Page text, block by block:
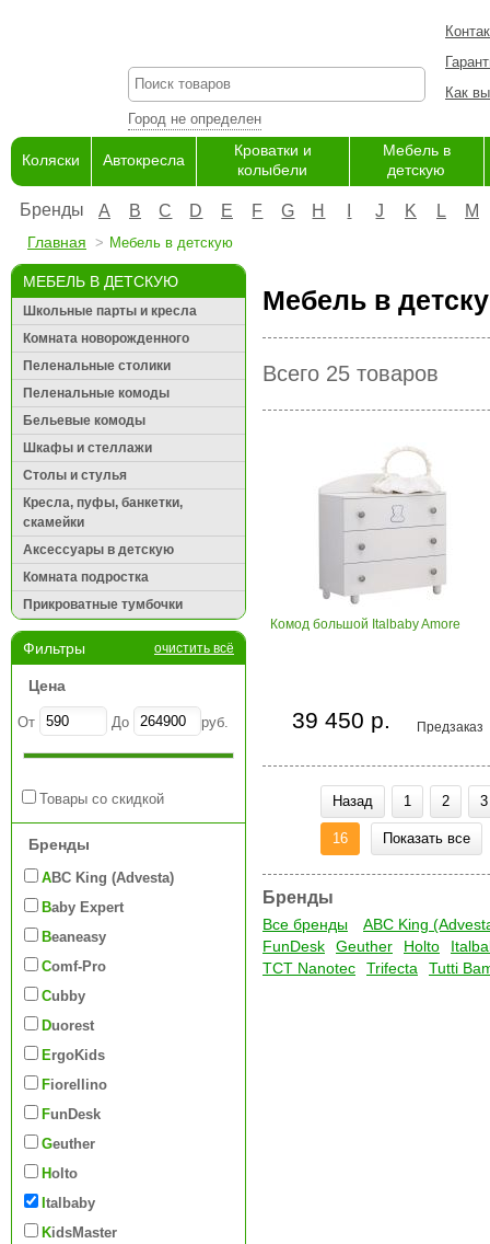
Город не определен
Как
Коляски Автокресла
Кроватки и
колыбели
Мебель в
детскую
Бренды A B C D E F G H J K L M
Главная Мебель в детскую
МЕБЕЛЬ В ДЕТСКУЮ
Школьные парты и кресла
Комната новорожденного
Пеленальные столики
Пеленальные комоды
Бельевые комоды
Шкафы и стеллажи
Столы и стулья
Кресла, пуфы, банкетки,
скамейки
Аксессуары в детскую
Комната подростка
Прикроватные тумбочки
Фильтры очистить всё
Цена
От До руб.
Товары со скидкой
Бренды
ABC King (Advesta)
Baby Expert
Beaneasy
Comf-Pro
Cubby
Duorest
ErgoKids
Fiorellino
FunDesk
Geuther
Holto
Italbaby
KidsMaster
Мебель в
Всего 25 товаров
Комод большой Italbaby Amore
Предзаказ
39 450 р.
Назад 1 2 3
16 Показать все
Бренды
Все бренды
ABC King
FunDesk
Geuther Holto
TCT Nanotec
Trifecta Tutti